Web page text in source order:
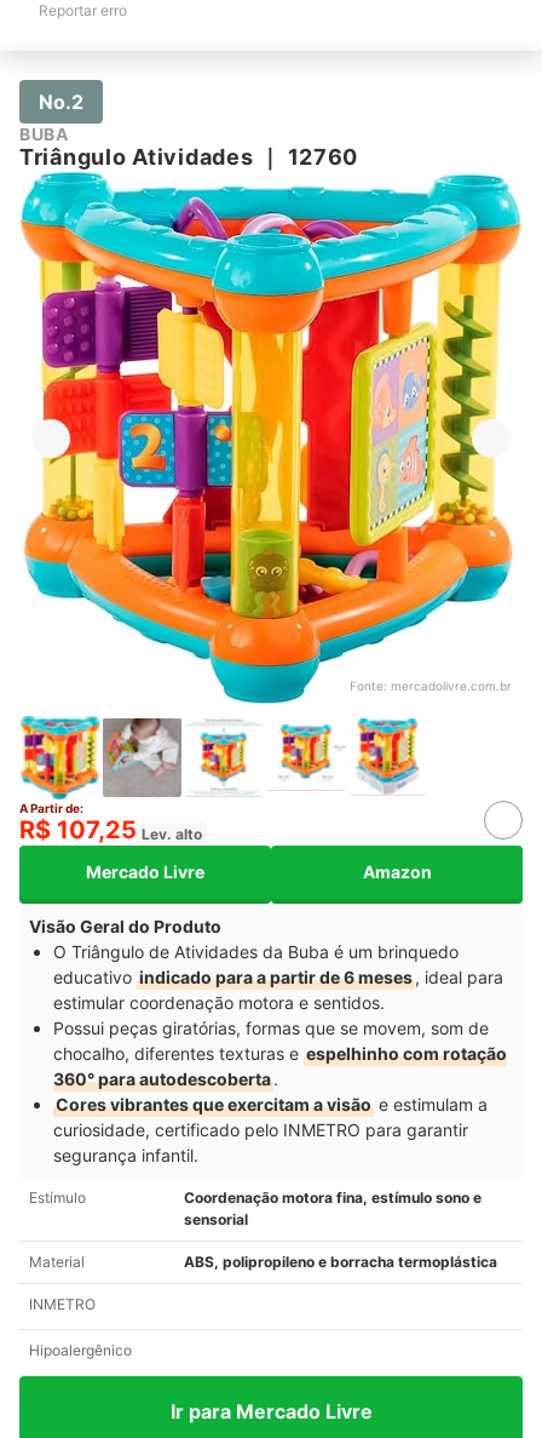
Reportar erro
No.2
BUBA
Triângulo Atividades 12760
Fonte: mercadolivre.com.br
A Partir de:
R$ 107,25 Lev. alto
Mercado Livre Amazon
Visão Geral do Produto
O Triângulo de Atividades da Buba é um brinquedo
educativo indicado para a partir de 6 meses, ideal para
estimular coordenação motora e sentidos.
Possui peças giratórias, formas que se movem, som de
chocalho, diferentes texturas e espelhinho com rotação
360° para autodescoberta.
Cores vibrantes que exercitam a visão e estimulam a
curiosidade, certificado pelo INMETRO para garantir
segurança infantil.
Estímulo
Coordenação motora fina, estímulo sono e
sensorial
Material ABS, polipropileno e borracha termoplástica
INMETRO
Hipoalergênico
Ir para Mercado Livre